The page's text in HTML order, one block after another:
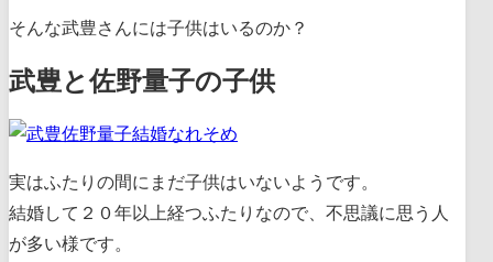
そんな武豊さんには子供はいるのか？
武豊と佐野量子の子供
実はふたりの間にまだ子供はいないようです。
結婚して２０年以上経つふたりなので、不思議に思う人
が多い様です。